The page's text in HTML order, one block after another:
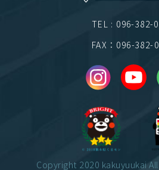
TEL : 096-382-
FAX：096-382-
Copyright 2020 kakuyuukai